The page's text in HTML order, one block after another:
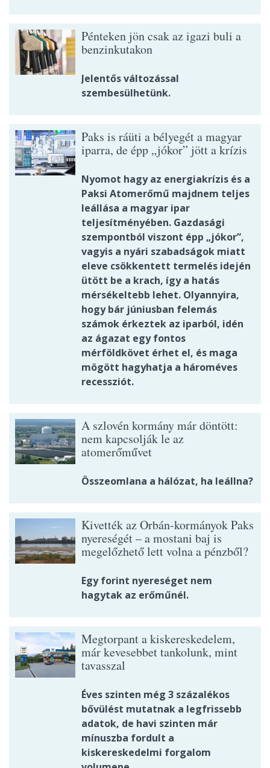
Pénteken jön csak az igazi buli a
benzinkutakon
Jelentős változással
szembesülhetünk.
Paks is ráüti a bélyegét a magyar
iparra, de épp „jókor” jött a krízis
Nyomot hagy az energiakrízis és a
Paksi Atomerőmű majdnem teljes
leállása a magyar ipar
teljesítményében. Gazdasági
szempontból viszont épp „jókor”,
vagyis a nyári szabadságok miatt
eleve csökkentett termelés idején
ütött be a krach, így a hatás
mérsékeltebb lehet. Olyannyira,
hogy bár júniusban felemás
számok érkeztek az iparból, idén
az ágazat egy fontos
mérföldkövet érhet el, és maga
mögött hagyhatja a hároméves
recessziót.
A szlovén kormány már döntött:
nem kapcsolják le az
atomerőművet
Összeomlana a hálózat, ha leállna?
Kivették az Orbán-kormányok Paks
nyereségét – a mostani baj is
megelőzhető lett volna a pénzből?
Egy forint nyereséget nem
hagytak az erőműnél.
Megtorpant a kiskereskedelem,
már kevesebbet tankolunk, mint
tavasszal
Éves szinten még 3 százalékos
bővülést mutatnak a legfrissebb
adatok, de havi szinten már
mínuszba fordult a
kiskereskedelmi forgalom